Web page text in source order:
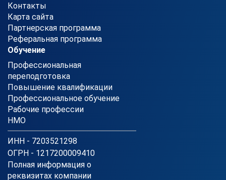
Контакты
Карта сайта
Партнерская программа
Реферальная программа
Обучение
Профессиональная
переподготовка
Повышение квалификации
Профессиональное обучение
Рабочие профессии
НМО
ИНН - 7203521298
ОГРН - 1217200009410
Полная информация о
реквизитах компании